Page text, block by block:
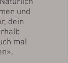
und
dein
mal